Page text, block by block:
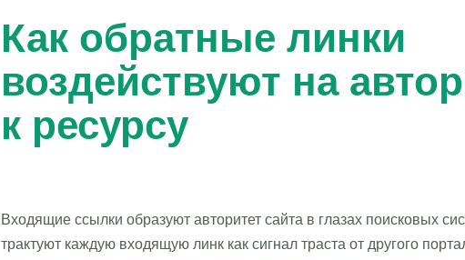
Как обратные линки
воздействуют на
к ресурсу
Входящие ссылки образуют авторитет сайта в глазах поисковых
трактуют каждую входящую линк как сигнал траста от другого